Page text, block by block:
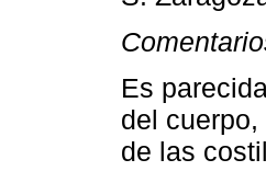
Es
del
de las